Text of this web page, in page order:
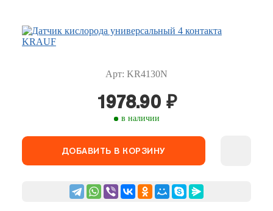
Арт: KR4130N
1978.90 ₽
в наличии
ДОБАВИТЬ В КОРЗИНУ